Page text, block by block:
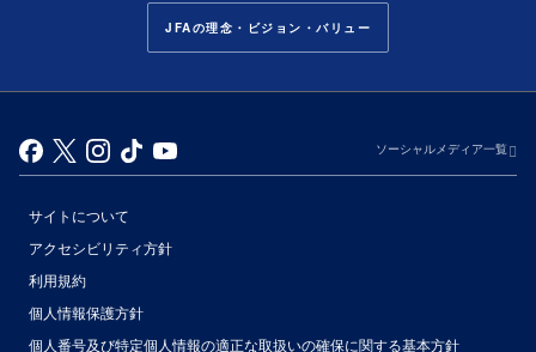
JFAの理念・ビジョン・バリュー
ソーシャルメディア一覧
サイトについて
アクセシビリティ方針
利用規約
個人情報保護方針
個人番号及び特定個人情報の適正な取扱いの確保に関する基本方針